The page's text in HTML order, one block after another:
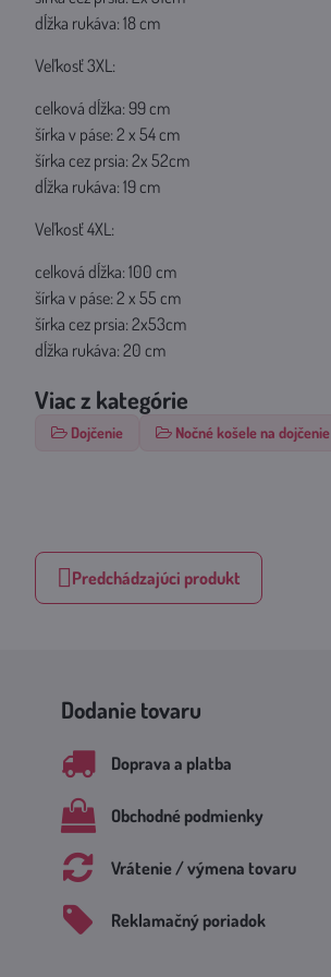
dĺžka rukáva: 18 cm
Veľkosť 3XL:
celková dĺžka: 99 cm
šírka v páse: 2 x 54 cm
šírka cez prsia: 2x 52cm
dĺžka rukáva: 19 cm
Veľkosť 4XL:
celková dĺžka: 100 cm
šírka v páse: 2 x 55 cm
šírka cez prsia: 2x53cm
dĺžka rukáva: 20 cm
Viac z kategórie
Dojčenie Nočné košele na dojčenie
Predchádzajúci produkt
Dodanie tovaru
Doprava a platba
Obchodné podmienky
Vrátenie / výmena tovaru
Reklamačný poriadok